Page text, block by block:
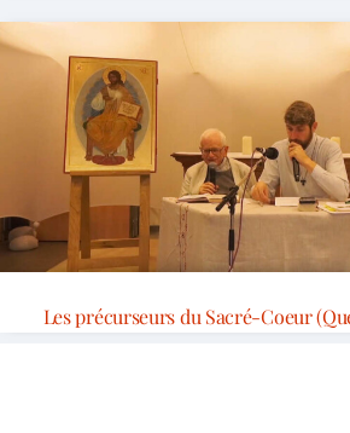
Les précurseurs du Sacré-Coeur